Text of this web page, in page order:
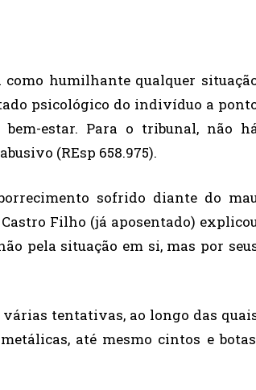
como humilhante qualquer
psicológico do indivíduo a
estar. Para o tribunal, não
(REsp 658.975).
sofrido diante do
Filho (já aposentado)
pela situação em si, mas por
tentativas, ao longo das
até mesmo cintos e